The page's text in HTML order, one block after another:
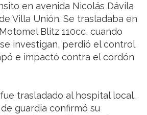
en avenida Nicolás Dávila
Villa Unión. Se trasladaba en
Blitz 110cc, cuando
investigan, perdió el control
e impactó contra el cordón
trasladado al hospital local,
guardia confirmó su